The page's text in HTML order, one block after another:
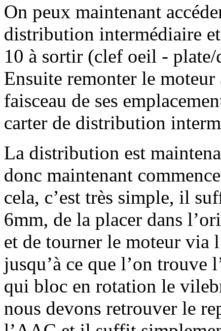
On peux maintenant
distribution intermédiaire
10 à sortir (clef oeil -
Ensuite remonter le
faisceau de ses
carter de distribution
La distribution est
donc maintenant
cela, c’est très simple, il
6mm, de la placer dans
et de tourner le moteur via
jusqu’à ce que l’on trouve
qui bloc en rotation le
nous devons retrouver le